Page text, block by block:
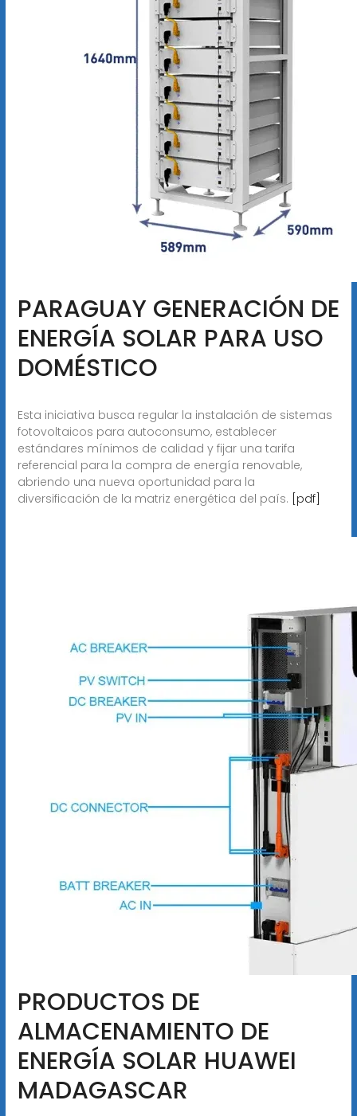
PARAGUAY GENERACIÓN DE
ENERGÍA SOLAR PARA USO
DOMÉSTICO
Esta iniciativa busca regular la instalación de sistemas
fotovoltaicos para autoconsumo, establecer
estándares mínimos de calidad y fijar una tarifa
referencial para la compra de energía renovable,
abriendo una nueva oportunidad para la
diversificación de la matriz energética del país. [pdf]
PRODUCTOS DE
ALMACENAMIENTO DE
ENERGÍA SOLAR HUAWEI
MADAGASCAR